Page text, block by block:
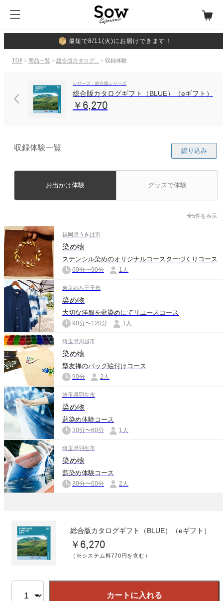
最短で8/11(火)にお届けできます！
TOP > 商品一覧 > 総合版カタログ... > 収録体験
シリーズ：総合版シリーズ
総合版カタログギフト（BLUE）（eギフト）
￥6,270
収録体験一覧 絞り込み
お出かけ体験 グッズで体験
全5件を表示
福岡県うきは市
染め物
ステンシル染めのオリジナルコースターづくりコース
60分〜90分 1人
東京都八王子市
染め物
大切な洋服を藍染めにてリユースコース
90分〜120分 1人
埼玉県川越市
染め物
型友禅のバッグ絵付けコース
90分 2人
埼玉県羽生市
染め物
藍染め体験コース
30分〜60分 1人
埼玉県羽生市
染め物
藍染め体験コース
30分〜60分 2人
総合版カタログギフト（BLUE）（eギフト）
￥6,270
（※システム料770円を含む）
カートに入れる